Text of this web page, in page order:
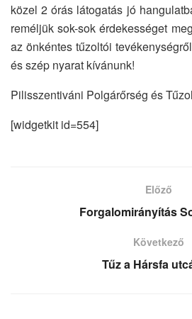
közel 2 órás látogatás jó
reméljük sok-sok érdekességet
az önkéntes tűzoltói
és szép nyarat kívánunk!
Pilisszentiváni Polgárőrség és
[widgetkit id=554]
Előző
Forgalomirányítás
Következő
Tűz a Hársfa